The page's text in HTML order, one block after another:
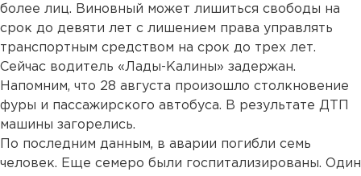
более лиц. Виновный может лишиться свободы на
срок до девяти лет с лишением права управлять
транспортным средством на срок до трех лет.
Сейчас водитель «Лады-Калины» задержан.
Напомним, что 28 августа произошло столкновение
фуры и пассажирского автобуса. В результате ДТП
машины загорелись.
По последним данным, в аварии погибли семь
человек. Еще семеро были госпитализированы. Один